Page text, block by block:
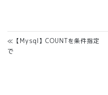
≪【Mysql】COUNTを条件指定
で